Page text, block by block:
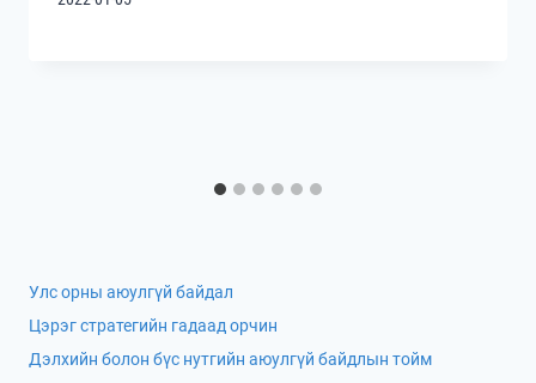
Улс орны аюулгүй байдал
Цэрэг стратегийн гадаад орчин
Дэлхийн болон бүс нутгийн аюулгүй байдлын тойм